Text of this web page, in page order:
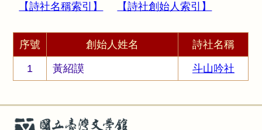
【詩社名稱索引】 【詩社創始人索引】
序號 創始人姓名 詩社名稱
1 黃紹謨 斗山吟社